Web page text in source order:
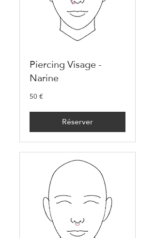
Piercing Visage -
Narine
50
euros
50 €
Réserver